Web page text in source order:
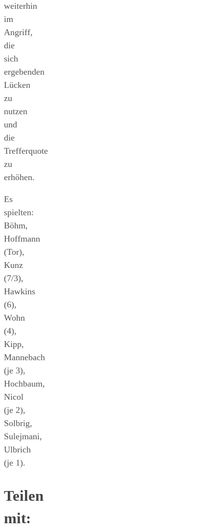
weiterhin
im
Angriff,
die
sich
ergebenden
Lücken
zu
nutzen
und
die
Trefferquote
zu
erhöhen.
Es
spielten:
Böhm,
Hoffmann
(Tor),
Kunz
(7/3),
Hawkins
(6),
Wohn
(4),
Kipp,
Mannebach
(je 3),
Hochbaum,
Nicol
(je 2),
Solbrig,
Sulejmani,
Ulbrich
(je 1).
Teilen
mit: